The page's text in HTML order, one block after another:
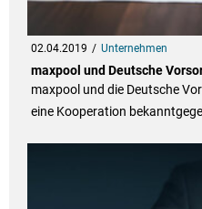
02.04.2019 Unternehmen
maxpool und Deutsche
maxpool und die Deutsche
eine Kooperation